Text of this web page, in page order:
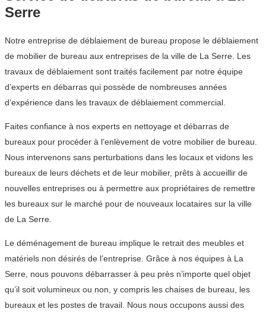
Serre
Notre entreprise de déblaiement de bureau propose le déblaiement
de mobilier de bureau aux entreprises de la ville de La Serre. Les
travaux de déblaiement sont traités facilement par notre équipe
d’experts en débarras qui possède de nombreuses années
d’expérience dans les travaux de déblaiement commercial.
Faites confiance à nos experts en nettoyage et débarras de
bureaux pour procéder à l’enlèvement de votre mobilier de bureau.
Nous intervenons sans perturbations dans les locaux et vidons les
bureaux de leurs déchets et de leur mobilier, prêts à accueillir de
nouvelles entreprises ou à permettre aux propriétaires de remettre
les bureaux sur le marché pour de nouveaux locataires sur la ville
de La Serre.
Le déménagement de bureau implique le retrait des meubles et
matériels non désirés de l’entreprise. Grâce à nos équipes à La
Serre, nous pouvons débarrasser à peu près n’importe quel objet
qu’il soit volumineux ou non, y compris les chaises de bureau, les
bureaux et les postes de travail. Nous nous occupons aussi des